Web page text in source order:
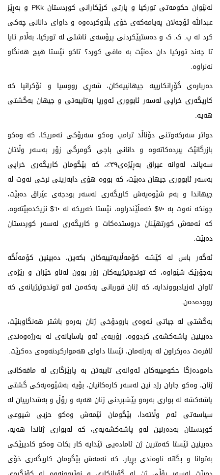
لەنێوان حکومەتی تورکیا و پارتی کرێکارانی کوردستان PKk و بەڕێز
عبداللە ئۆجەلان پەیامەکەی خۆی بڵاوکردەوە و داوای دانانی چەکی
کرد لە پ. ک. ک و دەستپێکردنی پرۆسەی ئاشتی لە تورکیا، بەڵام ئایا
تا چەند تورکیا دان دەنێت بە مافی کورد؟ تاکو ئێستا هیچ هەنگاو
نەنراوە.
دەربارەی گۆڕانکارییە جیهانییەکان، شەڕی رووسیا و ئۆکرانیا کە
کاریگەری خراپی لەسەر ئابووری ئەورپا بەتایبەتی و جیهان بەگشتی
هەیە.
دواتر سەرکەوتنی دۆناڵد ترامپ وەکو سەرۆکی ئەمریکا، کە وەکو
بازرگانێک بیردەکاتەوە و دانانی باجی گومرگی زۆر بەسەر وڵاتان
سەپاند، لەوانە عیراق بەڕێژەی٣٩٪، کە بێگومان کاریگەری خراپی
بەسەر ئابووری جیهان دەبێت، کە بووە هۆی دابەزینی نرخی نەوت لە
جیهاندا و بەم شێوەیەش کاریگەری لەسەر بودجەی عێراق دەبێت،
چونکە نەوت بە ٧٠$ خەمڵێندراوە، ئێستا خەریکە لە ٦٠$ نزیکدەبێتەوە،
کە ئەمەش کورتهێنان دروستدەکات و کاریگەری لەسەر کوردستان
دەبێت.
ئەگەر باس لە کێشە کۆمەڵایەتییەکان بکەین، دەبینین کۆمەڵگە
بەجۆرێک شێواوە، کە توندوتیژییەکان زۆر بوون لەناو خێزان و رێژەی
تاوان لەزیادبووندایە، کە ژنان قوربانی یەکەمن لەو توندوتیژیانەی کە
روودەدەن.
بەگشتی لە جیاتی ئەوەی بارودۆخی ژنان بەرەو باشتر هەنگاوبنێت،
دەبینین پاشەکشەی کردووە، زۆربەی ئەو یاسایانەی لە بەرژەوەندی
ئافرەت دەرکراون لە پەرلەمان، ئێستا داوای هەموارکردنەوەی دەکرێت.
دامودەزگا حکومییەکان ئەوانەی تایبەتن بە پارێزگاری لە مافەکانی
ژنان، وەکو جاران رژد نین لەسەر کارەکانیان، بۆیە بەشێوەیەکی گشتی
پاشەکشە لە بواری بەرەو پێشبردنی ژنان هەیە و رۆڵ و بەشدارییان لە
سیاسەتی ئەم وڵاتەدا، بێگومان ئێمەش وەکو حزبی شیوعی
کوردستان بەدەرنین لەو پاشەکشەیەی، کە لەبواری ژناندا هەیە،
دەبینین ئێستا کەمترین ژن ئامادەیی تێدایە کار بکات وەکو کادیرێکی
بەتوانا و بگاتە ناوەندی بڕیار، کە ئەمەش بێگومان کاریگەری خۆی